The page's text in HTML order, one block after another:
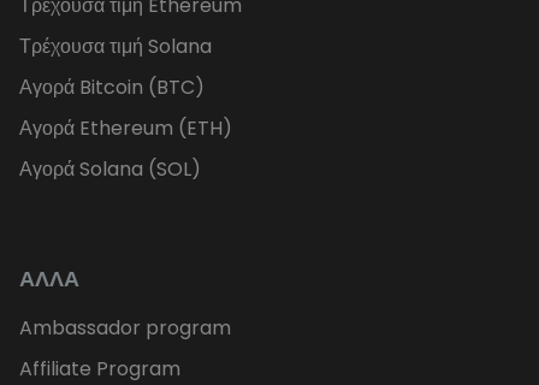
Τρέχουσα τιμή Ethereum
Τρέχουσα τιμή Solana
Αγορά Bitcoin (BTC)
Αγορά Ethereum (ETH)
Αγορά Solana (SOL)
ΑΛΛΑ
Ambassador program
Affiliate Program